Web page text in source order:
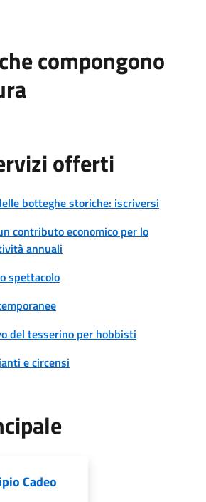
compongono
offerti
botteghe storiche: iscriversi
contributo economico per lo
annuali
spettacolo
del tesserino per hobbisti
e circensi
Cadeo